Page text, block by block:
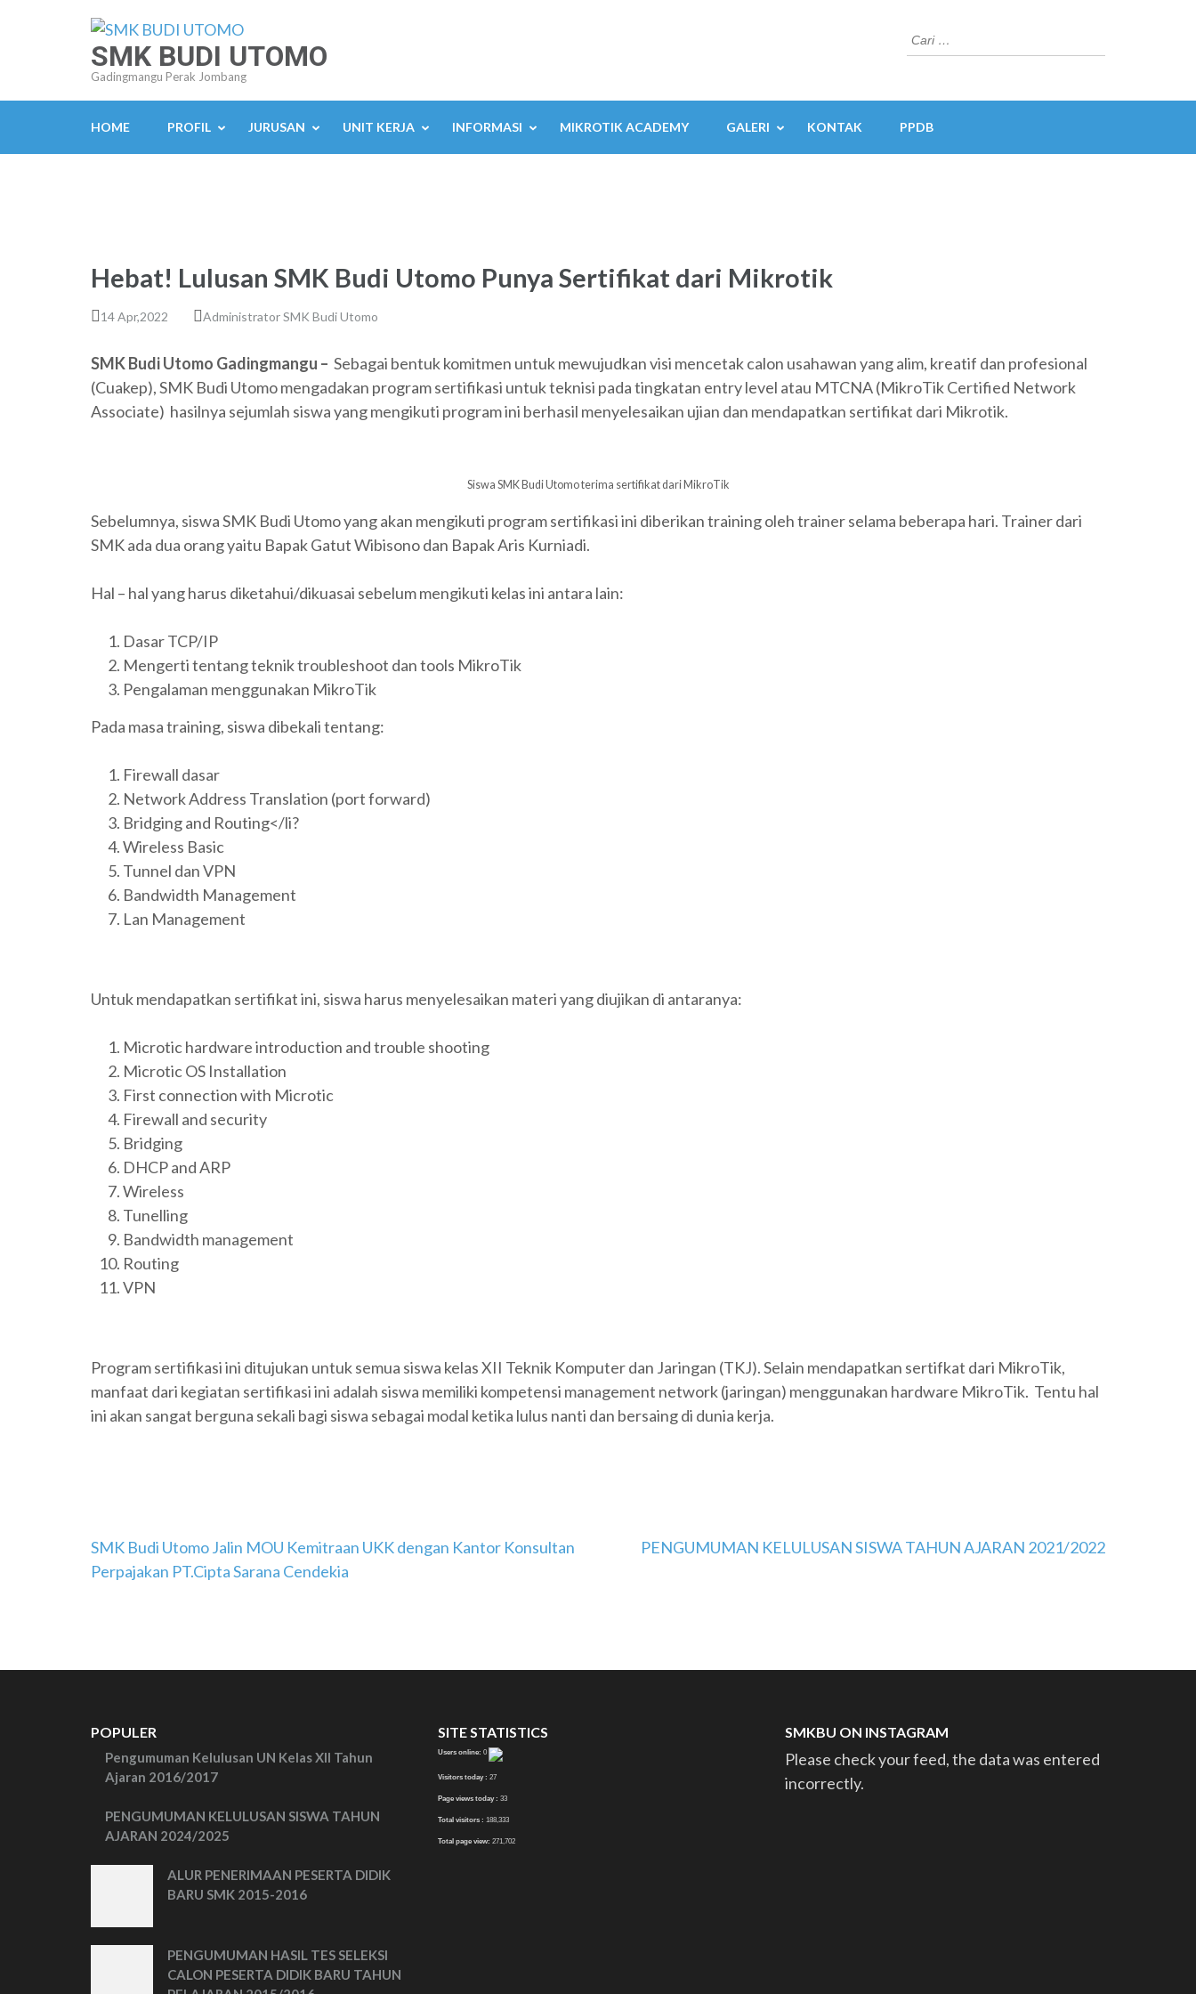
Enter)
SMK BUDI UTOMO
Gadingmangu Perak Jombang
Cari
untuk:
HOME PROFIL JURUSAN UNIT KERJA INFORMASI MIKROTIK ACADEMY GALERI KONTAK PPDB
Hebat! Lulusan SMK Budi Utomo Punya Sertifikat dari Mikrotik
14 Apr,2022 Administrator SMK Budi Utomo
SMK Budi Utomo Gadingmangu – Sebagai bentuk komitmen untuk mewujudkan visi mencetak calon usahawan yang alim, kreatif dan profesional
(Cuakep), SMK Budi Utomo mengadakan program sertifikasi untuk teknisi pada tingkatan entry level atau MTCNA (MikroTik Certified Network
Associate) hasilnya sejumlah siswa yang mengikuti program ini berhasil menyelesaikan ujian dan mendapatkan sertifikat dari Mikrotik.
Siswa SMK Budi Utomo terima sertifikat dari MikroTik
Sebelumnya, siswa SMK Budi Utomo yang akan mengikuti program sertifikasi ini diberikan training oleh trainer selama beberapa hari. Trainer dari
SMK ada dua orang yaitu Bapak Gatut Wibisono dan Bapak Aris Kurniadi.
Hal – hal yang harus diketahui/dikuasai sebelum mengikuti kelas ini antara lain:
Dasar TCP/IP
Mengerti tentang teknik troubleshoot dan tools MikroTik
Pengalaman menggunakan MikroTik
Pada masa training, siswa dibekali tentang:
Firewall dasar
Network Address Translation (port forward)
Bridging and Routing</li?
Wireless Basic
Tunnel dan VPN
Bandwidth Management
Lan Management
Untuk mendapatkan sertifikat ini, siswa harus menyelesaikan materi yang diujikan di antaranya:
Microtic hardware introduction and trouble shooting
Microtic OS Installation
First connection with Microtic
Firewall and security
Bridging
DHCP and ARP
Wireless
Tunelling
Bandwidth management
Routing
VPN
Program sertifikasi ini ditujukan untuk semua siswa kelas XII Teknik Komputer dan Jaringan (TKJ). Selain mendapatkan sertifkat dari MikroTik,
manfaat dari kegiatan sertifikasi ini adalah siswa memiliki kompetensi management network (jaringan) menggunakan hardware MikroTik. Tentu hal
ini akan sangat berguna sekali bagi siswa sebagai modal ketika lulus nanti dan bersaing di dunia kerja.
Navigasi
pos
SMK Budi Utomo Jalin MOU Kemitraan UKK dengan Kantor Konsultan
Perpajakan PT.Cipta Sarana Cendekia
PENGUMUMAN KELULUSAN SISWA TAHUN AJARAN 2021/2022
POPULER
Pengumuman Kelulusan UN Kelas XII Tahun
Ajaran 2016/2017
PENGUMUMAN KELULUSAN SISWA TAHUN
AJARAN 2024/2025
ALUR PENERIMAAN PESERTA DIDIK
BARU SMK 2015-2016
PENGUMUMAN HASIL TES SELEKSI
CALON PESERTA DIDIK BARU TAHUN
SITE STATISTICS
Users online: 0
Visitors today : 27
Page views today : 33
Total visitors : 188,333
Total page view: 271,702
SMKBU ON INSTAGRAM
Please check your feed, the data was entered
incorrectly.